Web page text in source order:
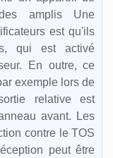
amplis Une
est qu'ils
qui est activé
En outre, ce
exemple lors de
relative est
avant. Les
contre le TOS
peut être